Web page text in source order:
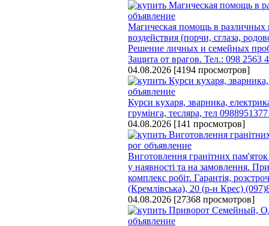
Магическая помощь в различных
воздействия (порчи, сглаза,
Решение личных и семейных
Защита от врагов. Тел.: 098 2563
04.08.2026 [4194 просмотров]
Курси кухаря, зварника,
грумінга, тесляра, тел
04.08.2026 [141 просмотров]
Виготовлення гранітних
у наявності та на замовлення.
комплекс робіт. Гарантія,
(Кремлівська), 20 (р-н Крес)
04.08.2026 [27368 просмотров]